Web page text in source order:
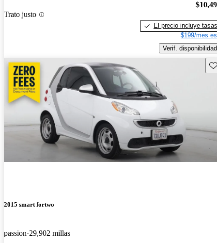
Trato justo
El precio incluye tasas
$199/mes
Verif. disponibilidad
2015 smart fortwo
passion 29,902 millas